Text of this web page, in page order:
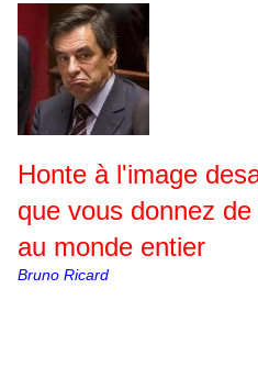
Honte à l'image
que vous donnez
au monde entier
Bruno Ricard